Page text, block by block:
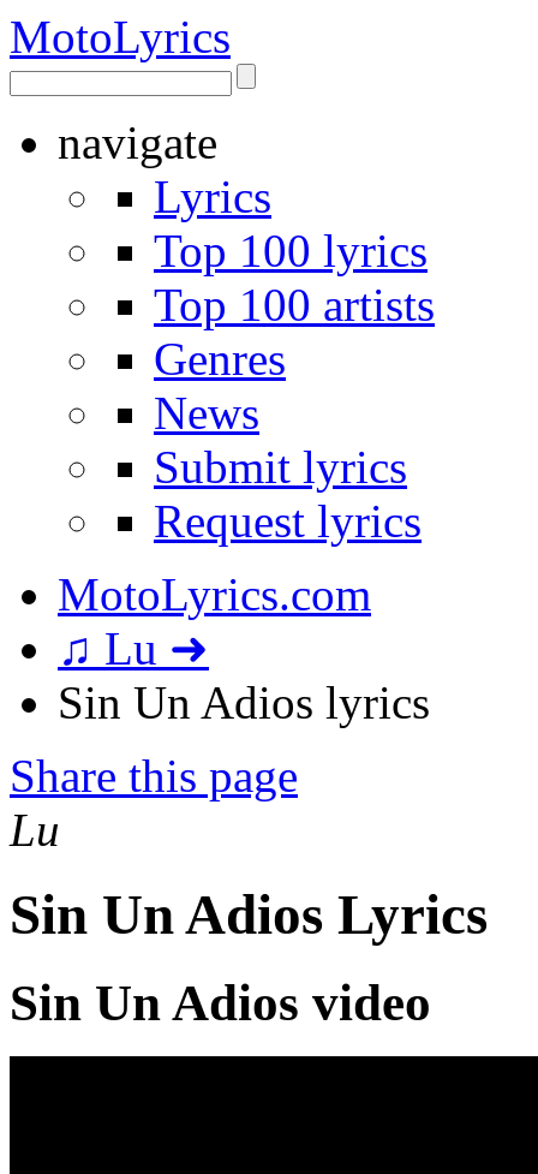
MotoLyrics
navigate
Lyrics
Top 100 lyrics
Top 100 artists
Genres
News
Submit lyrics
Request lyrics
MotoLyrics.com
♫ Lu ➜
Sin Un Adios lyrics
Share this page
Lu
Sin Un Adios Lyrics
Sin Un Adios video